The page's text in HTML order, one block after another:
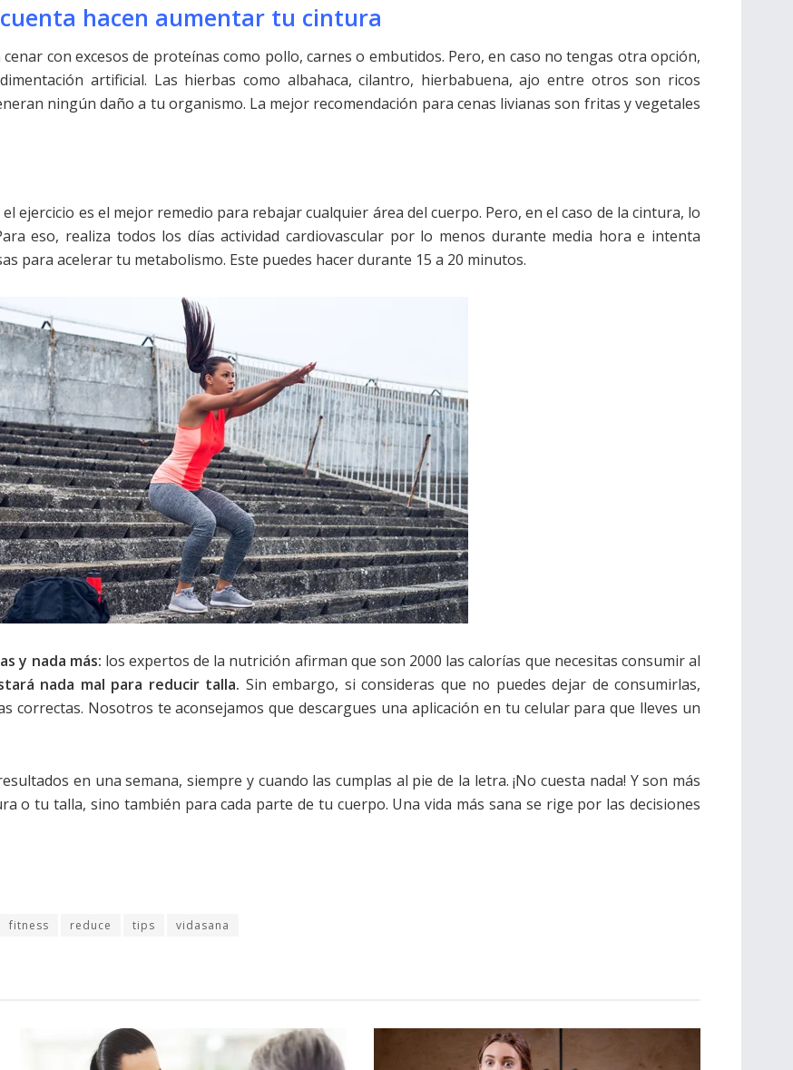
hacen aumentar tu cintura
cenar con excesos de proteínas como pollo, carnes o embutidos. Pero, en caso no tengas otra opción,
artificial. Las hierbas como albahaca, cilantro, hierbabuena, ajo entre otros son ricos
ningún daño a tu organismo. La mejor recomendación para cenas livianas son fritas y vegetales
ejercicio es el mejor remedio para rebajar cualquier área del cuerpo. Pero, en el caso de la cintura, lo
eso, realiza todos los días actividad cardiovascular por lo menos durante media hora e intenta
para acelerar tu metabolismo. Este puedes hacer durante 15 a 20 minutos.
y nada más: los expertos de la nutrición afirman que son 2000 las calorías que necesitas consumir al
nada mal para reducir talla. Sin embargo, si consideras que no puedes dejar de consumirlas,
correctas. Nosotros te aconsejamos que descargues una aplicación en tu celular para que lleves un
en una semana, siempre y cuando las cumplas al pie de la letra. ¡No cuesta nada! Y son más
o tu talla, sino también para cada parte de tu cuerpo. Una vida más sana se rige por las decisiones
fitness reduce tips vidasana